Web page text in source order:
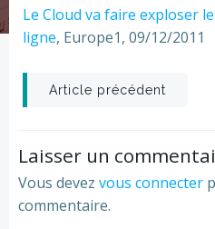
Le Cloud va faire exploser
ligne, Europe1, 09/12/2011
Post
navigation
Article précédent
Laisser un
Vous devez vous connecter
commentaire.